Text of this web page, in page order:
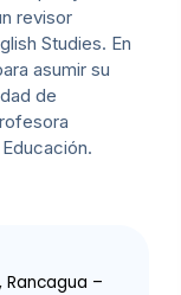
revisor
Studies. En
asumir su
de
Rancagua –